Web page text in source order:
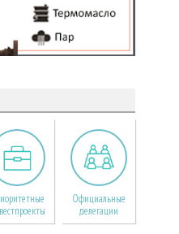
Официальные
делегации